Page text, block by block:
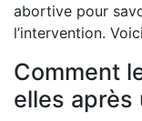
abortive pour
l’intervention.
Comment
elles après